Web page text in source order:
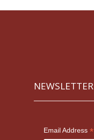
NEWSLETTER
Email Address *